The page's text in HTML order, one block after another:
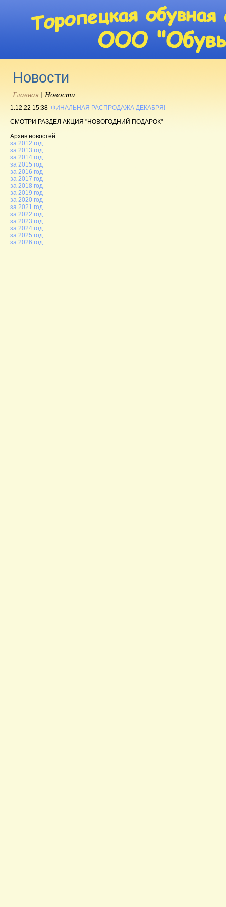
Новости
Главная | Новости
1.12.22 15:38 ФИНАЛЬНАЯ РАСПРОДАЖА ДЕКАБРЯ!
СМОТРИ РАЗДЕЛ АКЦИЯ "НОВОГОДНИЙ ПОДАРОК"
Архив новостей:
за 2012 год
за 2013 год
за 2014 год
за 2015 год
за 2016 год
за 2017 год
за 2018 год
за 2019 год
за 2020 год
за 2021 год
за 2022 год
за 2023 год
за 2024 год
за 2025 год
за 2026 год